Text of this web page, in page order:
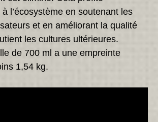
l’écosystème en soutenant les
et en améliorant la qualité
les cultures ultérieures.
de 700 ml a une empreinte
1,54 kg.